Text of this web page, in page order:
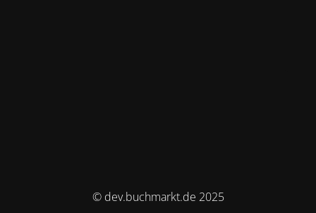
© dev.buchmarkt.de 2025